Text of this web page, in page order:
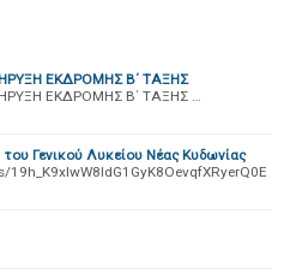
ΕΚΔΡΟΜΗΣ Β΄ ΤΑΞΗΣ
ΕΚΔΡΟΜΗΣ Β΄ ΤΑΞΗΣ …
Γενικού Λυκείου Νέας Κυδωνίας